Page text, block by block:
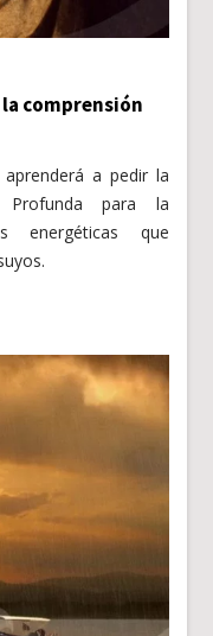
la comprensión
a pedir la
para la
energéticas que